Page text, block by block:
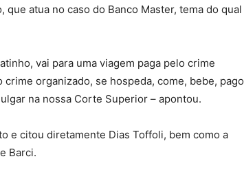
atua no caso do Banco Master, tema do qual
vai para uma viagem paga pelo crime
organizado, se hospeda, come, bebe, pago
na nossa Corte Superior – apontou.
e citou diretamente Dias Toffoli, bem como a
Barci.